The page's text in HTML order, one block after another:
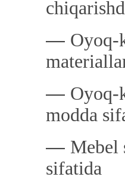
― Oyoq-
― Oyoq-
modda
― Mebel
sifatida